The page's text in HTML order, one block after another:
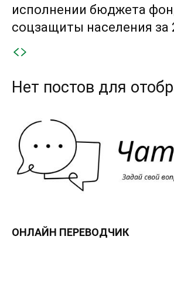
исполнении бюджета
соцзащиты населения за
Нет постов для
ОНЛАЙН ПЕРЕВОДЧИК